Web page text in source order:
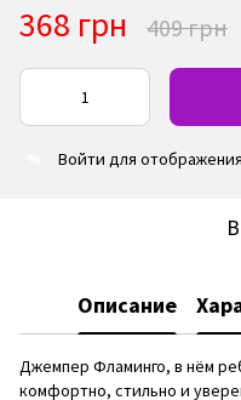
368 грн 409 грн
Войти для
Описание
Джемпер Фламинго, в нём
комфортно, стильно и